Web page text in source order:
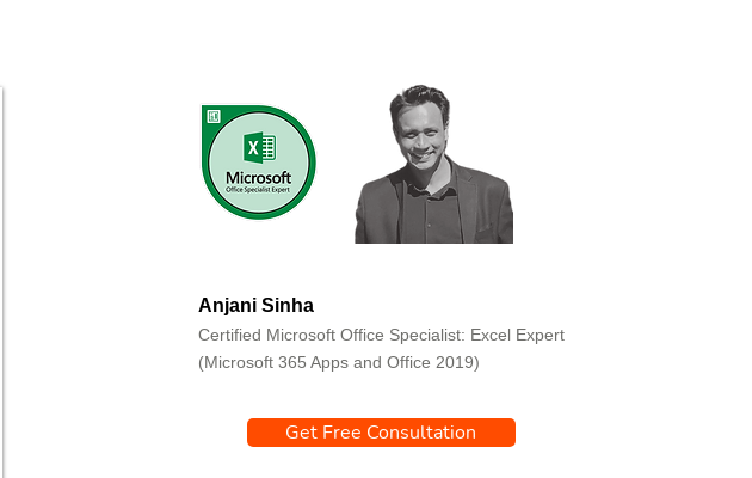
Anjani Sinha
Certified Microsoft Office Specialist: Excel Expert
(Microsoft 365 Apps and Office 2019)
Get Free Consultation